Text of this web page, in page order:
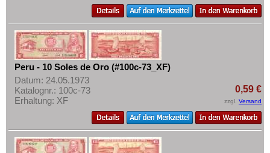
Peru - 10 Soles de Oro (#100c-73_XF)
Datum: 24.05.1973
Katalognr.: 100c-73
Erhaltung: XF
0,59 €
zzgl. Versand